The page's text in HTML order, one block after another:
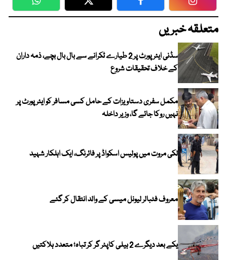
WhatsApp Twitter Facebook
متعلقہ خبریں
سڈنی ایئرپورٹ پر 2 طیارے ٹکرانے سے بال بال بچے، ذمہ داران
کے خلاف تحقیقات شروع
مکمل سفری دستاویزات کے حامل کسی مسافر کو ایئرپورٹ پر
نہیں روکا جائے گا، وزیر داخلہ
لکی مروت میں پولیس اسکواڈ پر فائرنگ، ایک اہلکار شہید
معروف فٹبالر لیونل میسی کے والد انتقال کر گئے
یکے بعد دیگرے 2 ہیلی کاپٹر گر کر تباہ؛ متعدد ہلاکتیں